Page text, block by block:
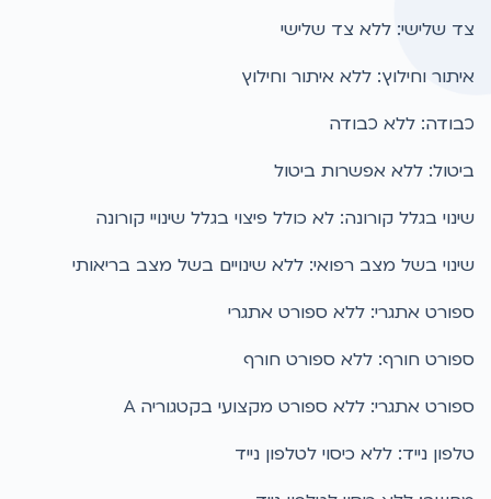
צד שלישי: ללא צד שלישי
איתור וחילוץ: ללא איתור וחילוץ
כבודה: ללא כבודה
ביטול: ללא אפשרות ביטול
שינוי בגלל קורונה: לא כולל פיצוי בגלל שינויי קורונה
שינוי בשל מצב רפואי: ללא שינויים בשל מצב בריאותי
ספורט אתגרי: ללא ספורט אתגרי
ספורט חורף: ללא ספורט חורף
ספורט אתגרי: ללא ספורט מקצועי בקטגוריה A
טלפון נייד: ללא כיסוי לטלפון נייד